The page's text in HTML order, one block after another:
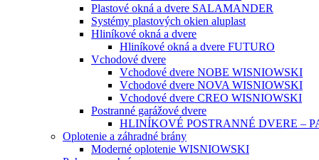
Plastové okná a dvere SALAMANDER
Systémy plastových okien aluplast
Hliníkové okná a dvere
Hliníkové okná a dvere FUTURO
Vchodové dvere
Vchodové dvere NOBE WISNIOWSKI
Vchodové dvere NOVA WISNIOWSKI
Vchodové dvere CREO WISNIOWSKI
Postranné garážové dvere
HLINÍKOVÉ POSTRANNÉ DVERE –
Oplotenie a záhradné brány
Moderné oplotenie WISNIOWSKI